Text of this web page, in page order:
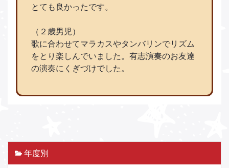
とても良かったです。
（２歳男児）
歌に合わせてマラカスやタンバリンでリズム
をとり楽しんでいました。有志演奏のお友達
の演奏にくぎづけでした。
年度別